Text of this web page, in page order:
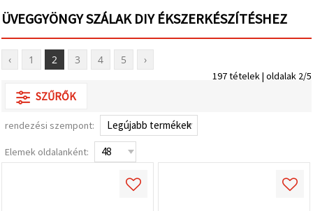
technológiákat
használunk
annak
érdekében,
hogy
biztosítsuk
megfelelő
működését,
Ön
élményét,
és az Ön
ÜVEGGYÖNGY SZÁLAK DIY ÉKSZERKÉSZÍTÉSHEZ
‹ 1 2 3 4 5 ›
197 tételek | oldalak 2/5
SZŰRŐK
rendezési szempont:
Elemek oldalanként: